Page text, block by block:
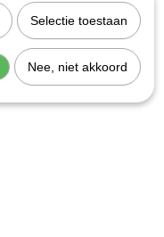
Selectie toestaan
Nee, niet akkoord